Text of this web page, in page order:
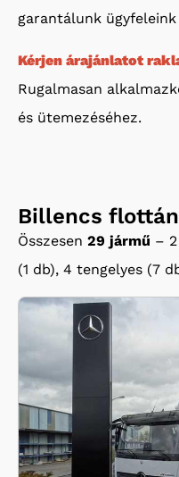
garantálunk ügyfeleink
Kérjen árajánlatot
Rugalmasan
és ütemezéséhez.
Billencs
Összesen 29 jármű –
(1 db), 4 tengelyes (7